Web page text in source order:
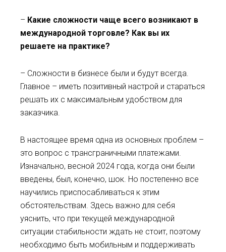
– Какие сложности чаще всего возникают в
международной торговле? Как вы их
решаете на практике?
– Сложности в бизнесе были и будут всегда.
Главное – иметь позитивный настрой и стараться
решать их с максимальным удобством для
заказчика.
В настоящее время одна из основных проблем –
это вопрос с трансграничными платежами.
Изначально, весной 2024 года, когда они были
введены, был, конечно, шок. Но постепенно все
научились приспосабливаться к этим
обстоятельствам. Здесь важно для себя
уяснить, что при текущей международной
ситуации стабильности ждать не стоит, поэтому
необходимо быть мобильным и поддерживать